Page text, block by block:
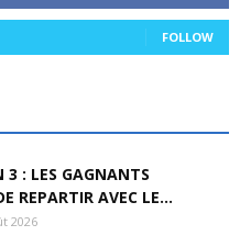
FOLLOW
3 : LES GAGNANTS
REPARTIR AVEC LE...
2026